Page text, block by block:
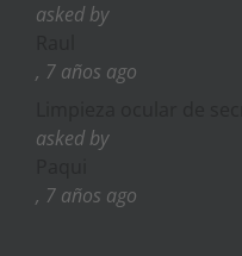
asked by
, 7 años ago
asked by
, 7 años ago